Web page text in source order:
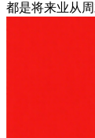
都是将来业从